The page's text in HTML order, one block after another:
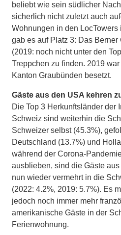
beliebt wie sein südlicher
sicherlich nicht zuletzt auch
Wohnungen in den
gab es auf Platz 3: Das Berner
(2019: noch nicht unter den
Treppchen zu finden. 2019
Kanton Graubünden besetzt.
Gäste aus den USA kehren
Die Top 3 Herkunftsländer der
Schweiz sind weiterhin die
Schweizer selbst (45.3%),
Deutschland (13.7%) und
während der Corona-
ausblieben, sind die Gäste
nun wieder vermehrt in die
(2022: 4.2%, 2019: 5.7%). Es
jedoch noch immer mehr
amerikanische Gäste in der
Ferienwohnung.